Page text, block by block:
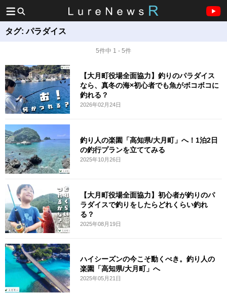
タグ:パラダイス
5件中 1 - 5件
【大月町役場全面協力】釣りのパラダイス
なら、真冬の海×初心者でも魚がボコボコに
釣れる？
2026年02月24日
釣り人の楽園「高知県/大月町」へ！1泊2日
の釣行プランを立ててみる
2025年10月26日
【大月町役場全面協力】初心者が釣りのパ
ラダイスで釣りをしたらどれくらい釣れ
る？
2025年08月19日
ハイシーズンの今こそ動くべき。釣り人の
楽園「高知県/大月町」へ
2025年05月21日